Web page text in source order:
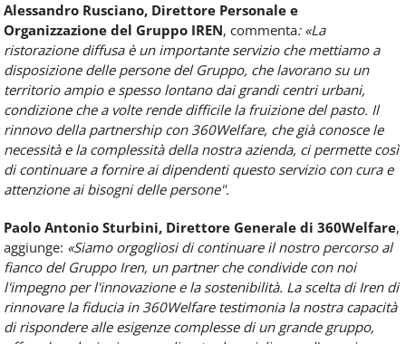
Alessandro Rusciano, Direttore Personale e
Organizzazione del Gruppo IREN, commenta: «La
ristorazione diffusa è un importante servizio che mettiamo a
disposizione delle persone del Gruppo, che lavorano su un
territorio ampio e spesso lontano dai grandi centri urbani,
condizione che a volte rende difficile la fruizione del pasto. Il
rinnovo della partnership con 360Welfare, che già conosce le
necessità e la complessità della nostra azienda, ci permette così
di continuare a fornire ai dipendenti questo servizio con cura e
attenzione ai bisogni delle persone".
Paolo Antonio Sturbini, Direttore Generale di 360Welfare,
aggiunge: «Siamo orgogliosi di continuare il nostro percorso al
fianco del Gruppo Iren, un partner che condivide con noi
l'impegno per l'innovazione e la sostenibilità. La scelta di Iren di
rinnovare la fiducia in 360Welfare testimonia la nostra capacità
di rispondere alle esigenze complesse di un grande gruppo,